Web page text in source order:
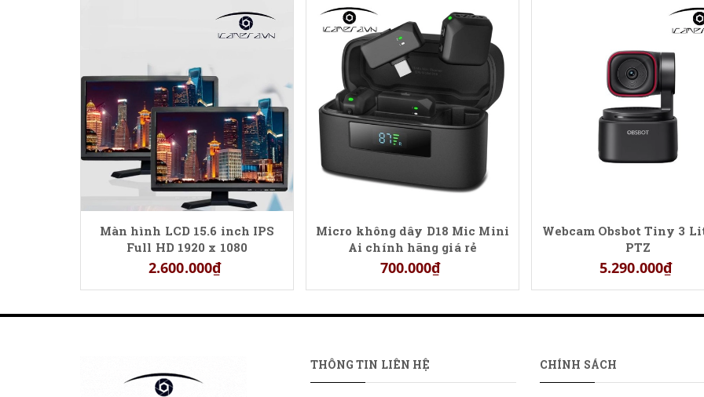
Màn hình LCD 15.6 inch IPS
Full HD 1920 x 1080
2.600.000₫
Micro không dây D18 Mic Mini
Ai chính hãng giá rẻ
700.000₫
Webcam Obsbot Tiny 3
PTZ
5.290.000₫
THÔNG TIN LIÊN HỆ CHÍNH SÁCH